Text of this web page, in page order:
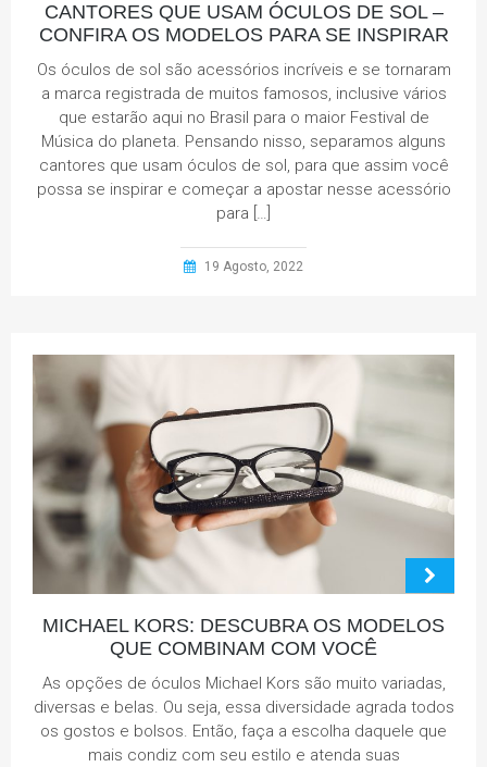
CANTORES QUE USAM ÓCULOS DE SOL –
CONFIRA OS MODELOS PARA SE INSPIRAR
Os óculos de sol são acessórios incríveis e se tornaram
a marca registrada de muitos famosos, inclusive vários
que estarão aqui no Brasil para o maior Festival de
Música do planeta. Pensando nisso, separamos alguns
cantores que usam óculos de sol, para que assim você
possa se inspirar e começar a apostar nesse acessório
para […]
19 Agosto, 2022
MICHAEL KORS: DESCUBRA OS MODELOS
QUE COMBINAM COM VOCÊ
As opções de óculos Michael Kors são muito variadas,
diversas e belas. Ou seja, essa diversidade agrada todos
os gostos e bolsos. Então, faça a escolha daquele que
mais condiz com seu estilo e atenda suas